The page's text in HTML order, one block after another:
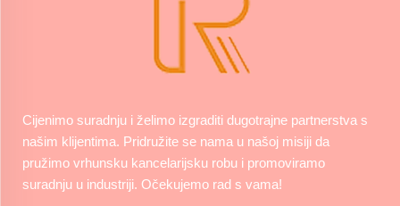
Cijenimo suradnju i želimo izgraditi dugotrajne partnerstva s
našim klijentima. Pridružite se nama u našoj misiji da
pružimo vrhunsku kancelarijsku robu i promoviramo
suradnju u industriji. Očekujemo rad s vama!